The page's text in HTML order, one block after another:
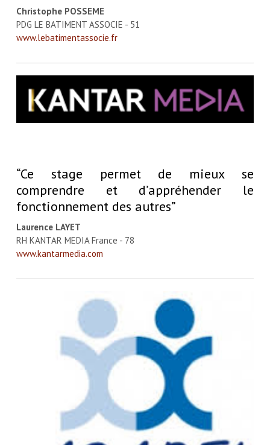
Christophe POSSEME
PDG LE BATIMENT ASSOCIE - 51
www.lebatimentassocie.fr
“Ce stage permet de mieux se
comprendre et d’appréhender le
fonctionnement des autres”
Laurence LAYET
RH KANTAR MEDIA France - 78
www.kantarmedia.com